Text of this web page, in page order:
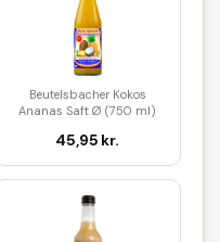
Beutelsbacher Kokos
Ananas Saft Ø (750 ml)
45,95 kr.